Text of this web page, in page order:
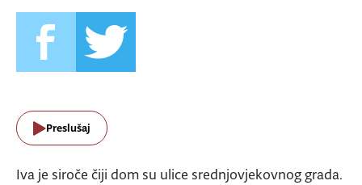
Preslušaj
Iva je siroče čiji dom su ulice srednjovjekovnog grada.